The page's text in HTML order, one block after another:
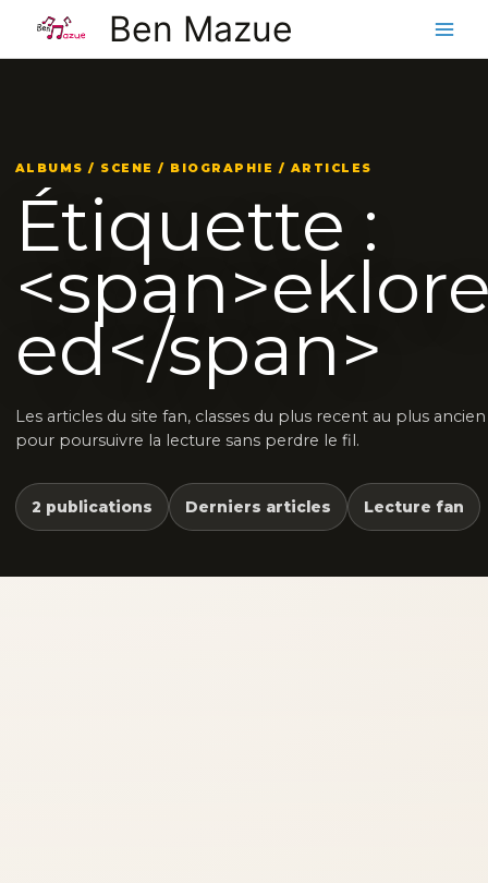
contenu
Ben Mazue
ALBUMS / SCENE / BIOGRAPHIE / ARTICLES
Étiquette :
ed</span>
Les articles du site fan, classes du plus recent au plus ancien
pour poursuivre la lecture sans perdre le fil.
2 publications Derniers articles Lecture fan